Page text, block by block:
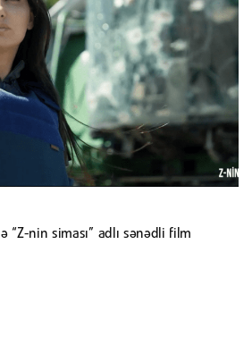
“Z-nin siması” adlı sənədli film